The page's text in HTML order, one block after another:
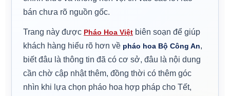
bán chưa rõ nguồn gốc.
Trang này được Pháo Hoa Việt biên soạn để giúp
khách hàng hiểu rõ hơn về pháo hoa Bộ Công An,
biết đâu là thông tin đã có cơ sở, đâu là nội dung
cần chờ cập nhật thêm, đồng thời có thêm góc
nhìn khi lựa chọn pháo hoa hợp pháp cho Tết,